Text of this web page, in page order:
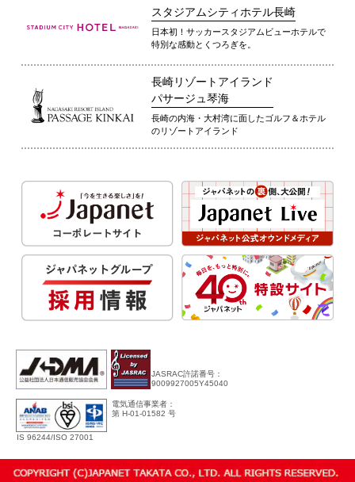
スタジアムシティホテル長崎
日本初！サッカースタジアムビューホテルで
特別な感動とくつろぎを。
長崎リゾートアイランド
パサージュ琴海
長崎の内海・大村湾に面したゴルフ＆ホテル
のリゾートアイランド
JASRAC許諾番号：
9009927005Y45040
IS 96244/ISO 27001
電気通信事業者：
第 H-01-01582 号